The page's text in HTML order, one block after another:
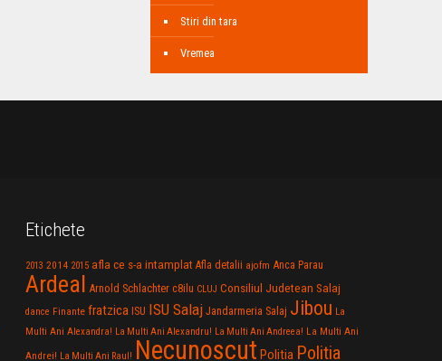
Stiri din tara
Vremea
Etichete
2013 2014 2015 afla ce s-a intamplat Afla detalii ajofm Anca Parau
Ardeal Arnold Schlachter c8ilu CLUJ Consiliul Judetean Salaj
dance Finante fratzica ISU ISU Salaj Jandarmeria Salaj Jibou La
Multi Ani Alexandra! La Multi Ani Alexandru! La Multi Ani Andreea! La Multi Ani
Andrei! La Multi Ani Raul! Necunoscut Politia Politia